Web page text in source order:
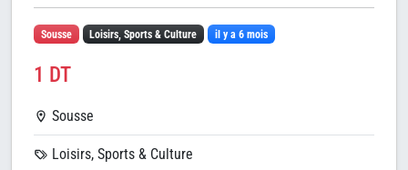
Sousse Loisirs, Sports & Culture il y a 6 mois
1 DT
Sousse
Loisirs, Sports & Culture